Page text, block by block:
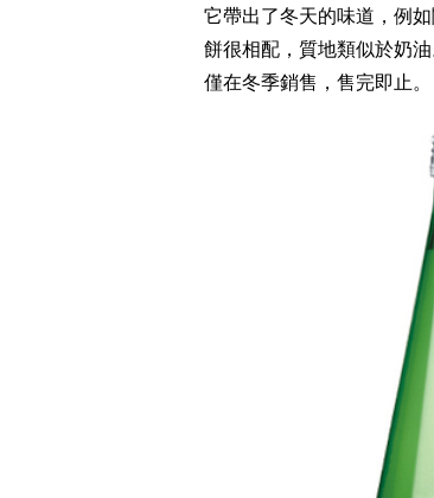
它帶出了冬天的味道，例
餅很相配，質地類似於奶油
僅在冬季銷售，售完即止。